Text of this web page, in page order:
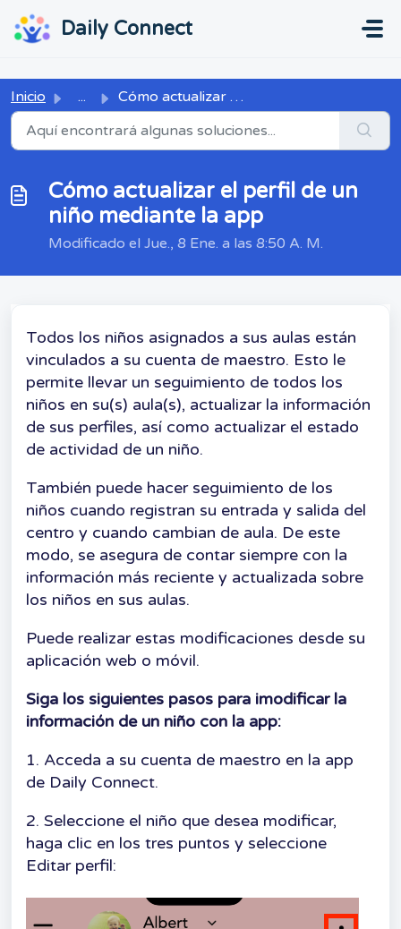
Daily Connect
Inicio ... Cómo actualizar el perfil de un niño mediante la app
Cómo actualizar el perfil de un
niño mediante la app
Modificado el Jue., 8 Ene. a las 8:50 A. M.
Todos los niños asignados a sus aulas están
vinculados a su cuenta de maestro. Esto le
permite llevar un seguimiento de todos los
niños en su(s) aula(s), actualizar la información
de sus perfiles, así como actualizar el estado
de actividad de un niño.
También puede hacer seguimiento de los
niños cuando registran su entrada y salida del
centro y cuando cambian de aula. De este
modo, se asegura de contar siempre con la
información más reciente y actualizada sobre
los niños en sus aulas.
Puede realizar estas modificaciones desde su
aplicación web o móvil.
Siga los siguientes pasos para imodificar la
información de un niño con la app:
1. Acceda a su cuenta de maestro en la app
de Daily Connect.
2. Seleccione el niño que desea modificar,
haga clic en los tres puntos y seleccione
Editar perfil: